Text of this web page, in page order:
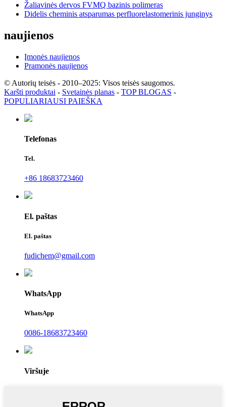
Žaliavinės dervos FVMQ bazinis polimeras
Didelis cheminis atsparumas perfluorelastomerinis junginys
naujienos
Įmonės naujienos
Pramonės naujienos
© Autorių teisės - 2010–2025: Visos teisės saugomos.
Karšti produktai - Svetainės planas - TOP BLOGAS -
POPULIARIAUSI PAIEŠKA
Telefonas
Tel.
+86 18683723460
El. paštas
El. paštas
fudichem@gmail.com
WhatsApp
WhatsApp
0086-18683723460
Viršuje